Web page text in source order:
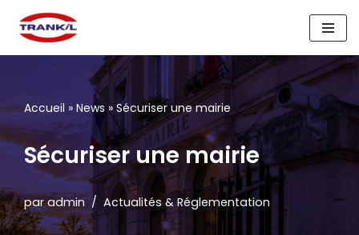
Aller
Accueil » News» Sécuriser une mairie
Sécuriser une mairie
paradmin Actualités & Réglementation